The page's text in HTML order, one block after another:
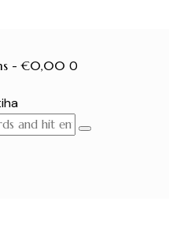
-€0,00 0